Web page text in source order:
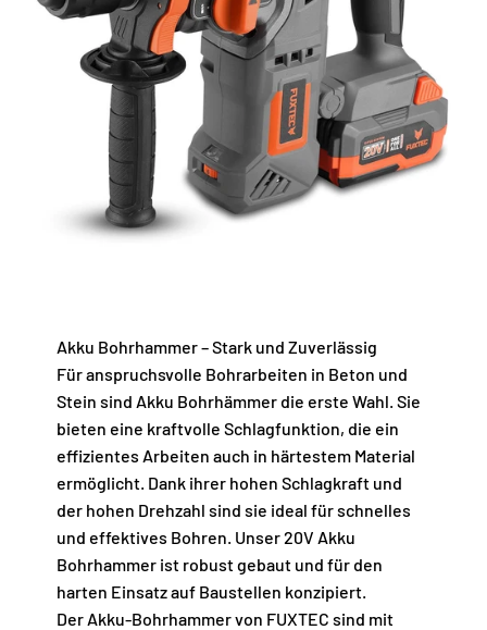
Akku Bohrhammer – Stark und Zuverlässig
Für anspruchsvolle Bohrarbeiten in Beton und
Stein sind Akku Bohrhämmer die erste Wahl. Sie
bieten eine kraftvolle Schlagfunktion, die ein
effizientes Arbeiten auch in härtestem Material
ermöglicht. Dank ihrer hohen Schlagkraft und
der hohen Drehzahl sind sie ideal für schnelles
und effektives Bohren. Unser 20V Akku
Bohrhammer ist robust gebaut und für den
harten Einsatz auf Baustellen konzipiert.
Der Akku-Bohrhammer von FUXTEC sind mit